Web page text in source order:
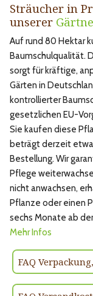
Sträucher in
unserer
Auf rund 80 Hektar
Baumschulqualität.
sorgt für kräftige,
Gärten in
kontrollierter
gesetzlichen EU-
Sie kaufen diese
beträgt derzeit
Bestellung. Wir
Pflege
nicht anwachsen,
Pflanze oder einen
sechs Monate ab
Mehr Infos
FAQ